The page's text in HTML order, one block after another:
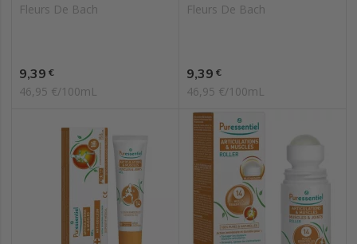
Fleurs De Bach
Prix
9,39 €
46,95 €/100mL
Fleurs De Bach
Prix
9,39 €
46,95 €/100mL